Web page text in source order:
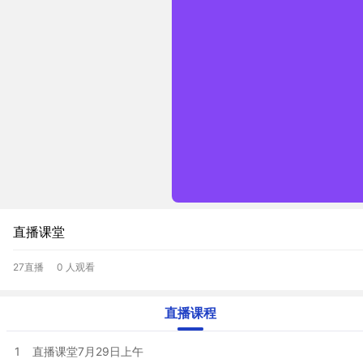
直播课堂
27直播 0 人观看
直播课程
1 直播课堂7月29日上午